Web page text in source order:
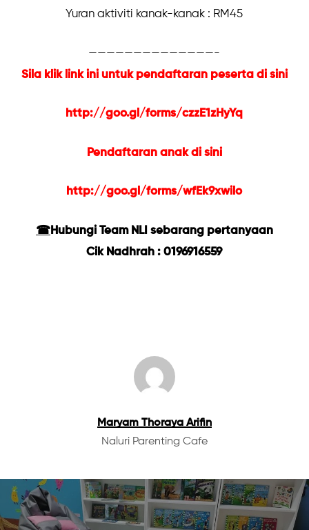
Yuran aktiviti kanak-kanak : RM45
——————————————-
Sila klik link ini untuk pendaftaran peserta di sini
http://goo.gl/forms/czzE1zHyYq
Pendaftaran anak di sini
http://goo.gl/forms/wfEk9xwilo
☎Hubungi Team NLI sebarang pertanyaan
Cik Nadhrah : 0196916559
Maryam Thoraya Arifin
Naluri Parenting Cafe